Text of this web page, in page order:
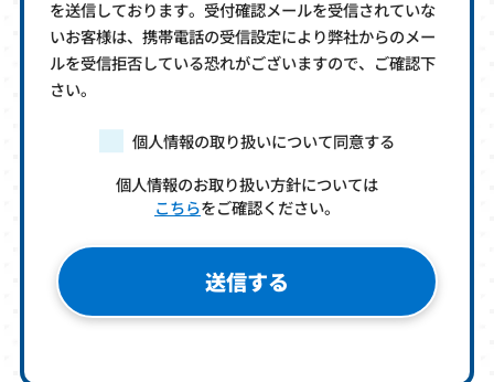
を送信しております。受付確認メールを受信されていな
いお客様は、携帯電話の受信設定により弊社からのメー
ルを受信拒否している恐れがございますので、ご確認下
さい。
個人情報の取り扱いについて同意する
個人情報のお取り扱い方針については
こちらをご確認ください。